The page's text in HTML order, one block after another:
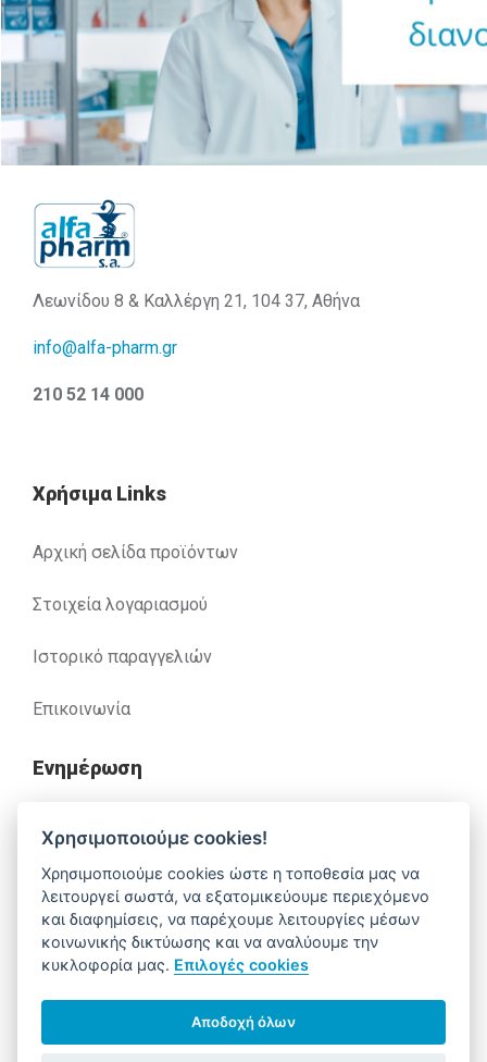
Λεωνίδου 8 & Καλλέργη 21, 104 37, Αθήνα
info@alfa-pharm.gr
210 52 14 000
Χρήσιμα Links
Αρχική σελίδα προϊόντων
Στοιχεία λογαριασμού
Ιστορικό παραγγελιών
Επικοινωνία
Ενημέρωση
Ανακλήσεις
Βοήθεια
Έχετε απορίες. Χρειάζεστε βοήθεια;
210 52 14 037 support@alfa-pharm.gr
Χρησιμοποιούμε cookies!
Χρησιμοποιούμε cookies ώστε η τοποθεσία μας να
λειτουργεί σωστά, να εξατομικεύουμε περιεχόμενο
και διαφημίσεις, να παρέχουμε λειτουργίες μέσων
κοινωνικής δικτύωσης και να αναλύουμε την
κυκλοφορία μας. Επιλογές cookies
Αποδοχή όλων